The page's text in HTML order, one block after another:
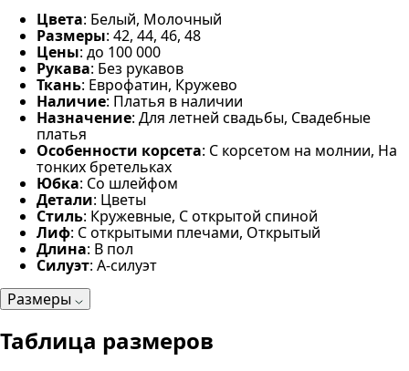
Цвета: Белый, Молочный
Размеры: 42, 44, 46, 48
Цены: до 100 000
Рукава: Без рукавов
Ткань: Еврофатин, Кружево
Наличие: Платья в наличии
Назначение: Для летней свадьбы, Свадебные
платья
Особенности корсета: С корсетом на молнии, На
тонких бретельках
Юбка: Со шлейфом
Детали: Цветы
Стиль: Кружевные, С открытой спиной
Лиф: С открытыми плечами, Открытый
Длина: В пол
Силуэт: А-силуэт
Размеры
Таблица размеров